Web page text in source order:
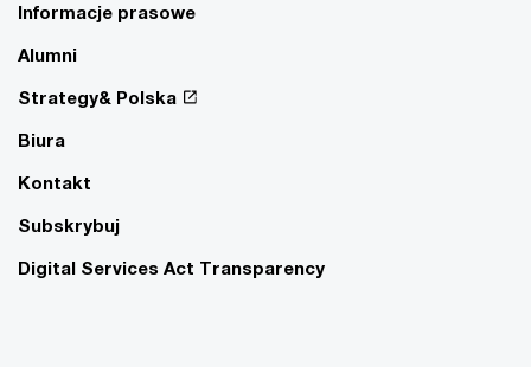
Informacje prasowe
Alumni
Strategy& Polska
Biura
Kontakt
Subskrybuj
Digital Services Act Transparency